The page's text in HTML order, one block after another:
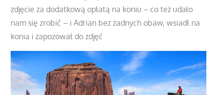
zdjęcie za dodatkową opłatą na koniu – co też udało
nam się zrobić – i Adrian bez żadnych obaw, wsiadł na
konia i zapozował do zdjęć